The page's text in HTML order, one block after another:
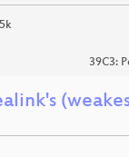
39C3: